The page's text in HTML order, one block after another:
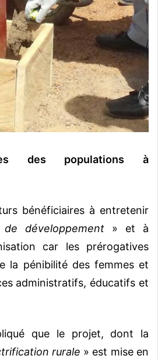
des populations à
bénéficiaires à entretenir
de développement » et à
car les prérogatives
la pénibilité des femmes et
administratifs, éducatifs et
que le projet, dont la
rurale » est mise en